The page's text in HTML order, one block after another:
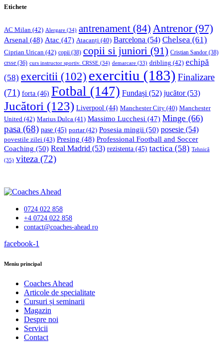
Etichete
AC Milan (42) Alergare (34) antrenament (84) Antrenor(97)
Arsenal (48) Atac (47) Atacanți (40) Barcelona (54) Chelsea (61)
Ciprian Urican (42) copii (38) copii si juniori (91) Cristian Sandor (38)
crsse (36) curs instructor sportiv. CRSSE (34) demarcare (33) dribling (42) echipă
(58) exercitii (102) exercitiu (183) Finalizare
(71) forta (46) Fotbal (147) Fundași (52) jucător(53)
Jucători (123) Liverpool (44) Manchester City (40) Manchester
United (42) Marius Dulca (41) Massimo Lucchesi (47) Minge (66)
pasa (68) pase (45) portar(42) Posesia mingii (50) posesie (54)
povestile zilei (43) Presing (48) Professional Football and Soccer
Coaching (50) Real Madrid (53) rezistenta (45) tactica (58) Tehnică
(35) viteza (72)
0724 022 858
+4 0724 022 858
contact@coaches-ahead.ro
facebook-1
Meniu principal
Coaches Ahead
Articole de specialitate
Cursuri și seminarii
Magazin
Despre noi
Servicii
Contact